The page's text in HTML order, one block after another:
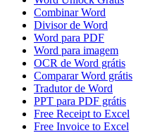
Combinar Word
Divisor de Word
Word para PDF
Word para imagem
OCR de Word grátis
Comparar Word grátis
Tradutor de Word
PPT para PDF grátis
Free Receipt to Excel
Free Invoice to Excel